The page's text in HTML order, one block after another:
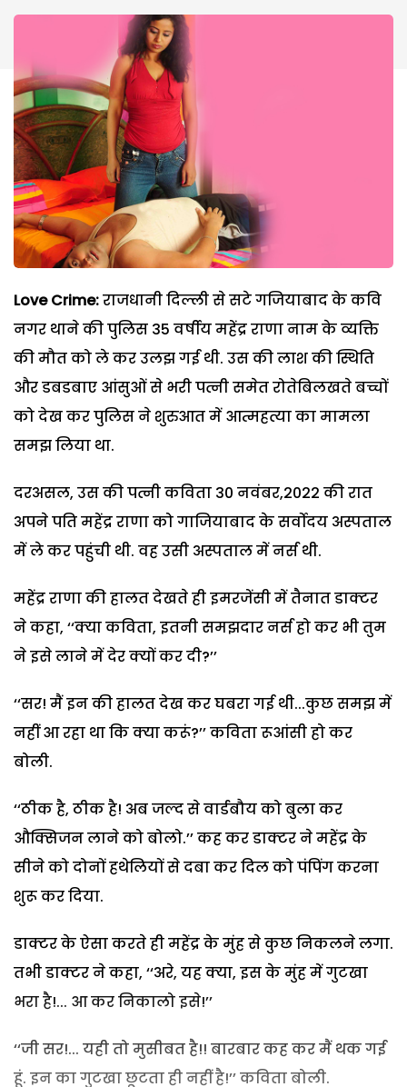
Love Crime:राजधानी दिल्ली से सटे गजियाबाद के कवि
नगर थाने की पुलिस 35 वर्षीय महेंद्र राणा नाम के व्यक्ति
की मौत को ले कर उलझ गई थी. उस की लाश की स्थिति
और डबडबाए आंसुओं से भरी पत्नी समेत रोतेबिलखते बच्चों
को देख कर पुलिस ने शुरुआत में आत्महत्या का मामला
समझ लिया था.
दरअसल, उस की पत्नी कविता 30 नवंबर,2022 की रात
अपने पति महेंद्र राणा को गाजियाबाद के सर्वोदय अस्पताल
में ले कर पहुंची थी. वह उसी अस्पताल में नर्स थी.
महेंद्र राणा की हालत देखते ही इमरजेंसी में तैनात डाक्टर
ने कहा, ‘‘क्या कविता, इतनी समझदार नर्स हो कर भी तुम
ने इसे लाने में देर क्यों कर दी?’’
‘‘सर! मैं इन की हालत देख कर घबरा गई थी...कुछ समझ में
नहीं आ रहा था कि क्या करूं?’’ कविता रूआंसी हो कर
बोली.
‘‘ठीक है, ठीक है! अब जल्द से वार्डबौय को बुला कर
औक्सिजन लाने को बोलो.’’ कह कर डाक्टर ने महेंद्र के
सीने को दोनों हथेलियों से दबा कर दिल को पंपिंग करना
शुरू कर दिया.
डाक्टर के ऐसा करते ही महेंद्र के मुंह से कुछ निकलने लगा.
तभी डाक्टर ने कहा, ‘‘अरे, यह क्या, इस के मुंह में गुटखा
भरा है!... आ कर निकालो इसे!’’
‘‘जी सर!... यही तो मुसीबत है!! बारबार कह कर मैं थक गई
हूं. इन का गुटखा छूटता ही नहीं है!’’ कविता बोली.